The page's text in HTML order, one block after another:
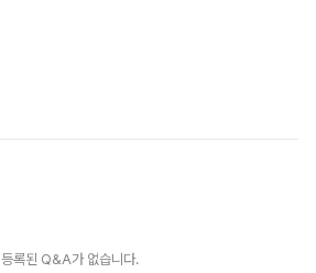
등록된 Q&A가 없습니다.